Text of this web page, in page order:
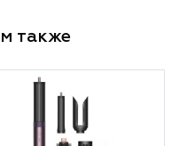
также